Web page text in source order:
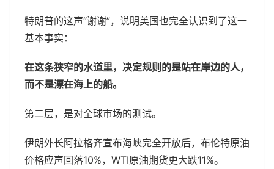
特朗普的这声“谢谢”，说明美国也完全认识到了这一
基本事实：
在这条狭窄的水道里，决定规则的是站在岸边的人，
而不是漂在海上的船。
第二层，是对全球市场的测试。
伊朗外长阿拉格齐宣布海峡完全开放后，布伦特原油
价格应声回落10%，WTI原油期货更大跌11%。